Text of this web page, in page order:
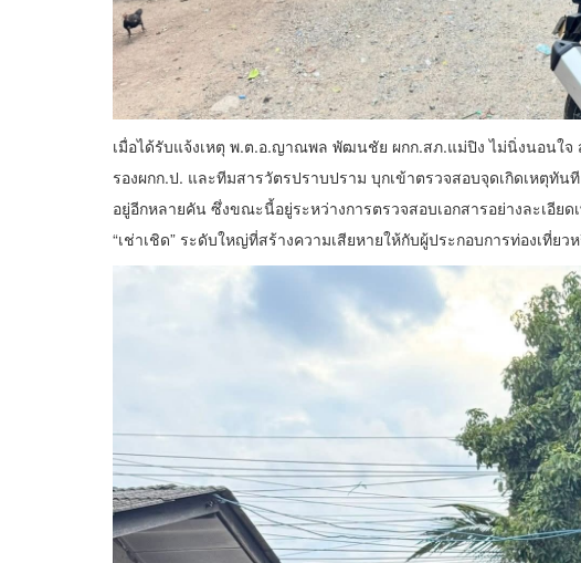
เมื่อได้รับแจ้งเหตุ พ.ต.อ.ญาณพล พัฒนชัย ผกก.สภ.แม่ปิง ไม่นิ่งนอนใ
รองผกก.ป. และทีมสารวัตรปราบปราม บุกเข้าตรวจสอบจุดเกิดเหตุทั
อยู่อีกหลายคัน ซึ่งขณะนี้อยู่ระหว่างการตรวจสอบเอกสารอย่างละเอีย
“เช่าเชิด” ระดับใหญ่ที่สร้างความเสียหายให้กับผู้ประกอบการท่องเที่ยว